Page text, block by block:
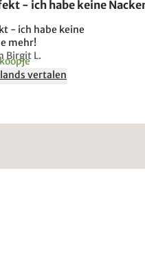
- ich habe keine
- ich habe keine
mehr!
Birgit L.
vertalen